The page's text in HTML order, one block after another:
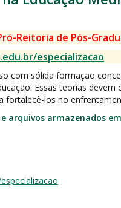
Reitoria de Pós-
especializacao
com sólida formação
Essas teorias
fortalecê-los no
arquivos armazenados